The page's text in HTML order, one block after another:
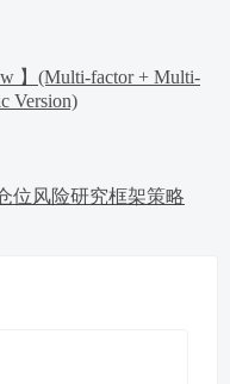
】(Multi-factor + Multi-
Version)
位风险研究框架策略